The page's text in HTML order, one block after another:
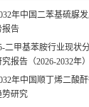
年中国二苯基硫脲
报告
二甲基苯胺行业现状
报告（2026-2032年）
年中国顺丁烯二酸
势研究